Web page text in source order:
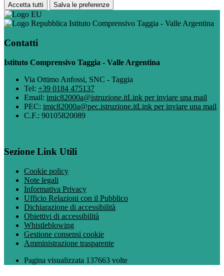
Accetta tutti Salva le preferenze
Istituto Comprensivo Taggia - Valle Argentina
Contatti
Istituto Comprensivo Taggia - Valle Argentina
Via Ottimo Anfossi, SNC - Taggia
Tel: +39 0184 475137
Email: imic82000a@istruzione.itLink per inviare una mail
PEC: imic82000a@pec.istruzione.itLink per inviare una mail
C.F.: 90105820089
Sezione Link Utili
Cookie policy
Note legali
Informativa Privacy
Ufficio Relazioni con il Pubblico
Dichiarazione di accessibilità
Obiettivi di accessibilità
Whistleblowing
Gestione consensi cookie
Amministrazione trasparente
Pagina visualizzata 137663 volte